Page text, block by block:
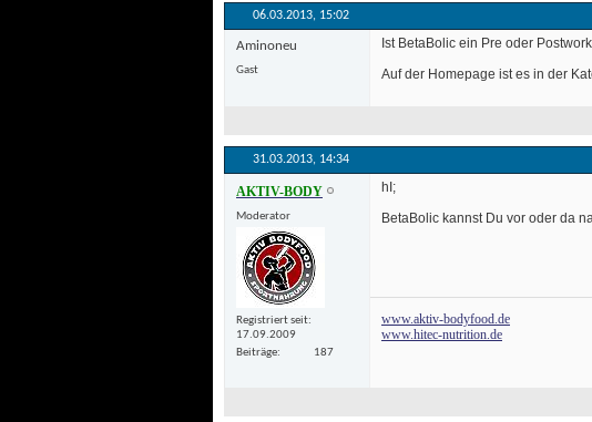
06.03.2013, 15:02
Aminoneu
Gast
Ist BetaBolic ein Pre oder
Auf der Homepage ist es in der
31.03.2013, 14:34
AKTIV-BODY
Moderator
Registriert seit
17.09.2009
Beiträge
187
hI;
BetaBolic kannst Du vor oder da
www.aktiv-bodyfood.de
www.hitec-nutrition.de